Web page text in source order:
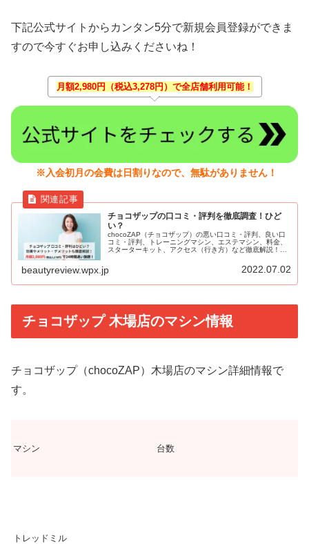
下記公式サイトからカンタン5分で新規会員登録ができま
すので今すぐお申し込みくださいね！
月額2,980円（税込3,278円）で全店舗利用可能！
※入会初月の会費は日割りなので、無駄がありません！
チョコザップの口コミ・評判を徹底調査！ひど
い？
chocoZAP（チョコザップ）の悪い口コミ・評判、良い口
コミ・評判、トレーニングマシン、エステマシン、料金、
スターターキット、アクセス（行き方）など徹底解説！
ム。月額2,980円（税込3,278円）と圧倒的にコスパがよ
く、セルフエステも導入。
beautyreview.wpx.jp 2022.07.02
チョコザップ 木場店のマシン情報
チョコザップ（chocoZAP）木場店のマシン詳細情報で
す。
マシン 台数
トレッドミル